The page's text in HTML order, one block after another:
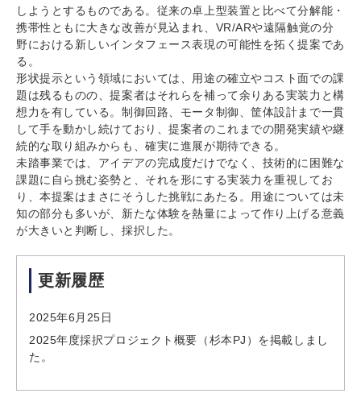
しようとするものである。従来の卓上型装置と比べて分解能・
携帯性ともに大きな改善が見込まれ、VR/ARや遠隔触覚の分
野における新しいインタフェース表現の可能性を拓く提案であ
る。
形状提示という領域においては、用途の確立やコスト面での課
題は残るものの、提案者はそれらを補って余りある実装力と構
想力を有している。制御回路、モータ制御、筐体設計まで一貫
して手を動かし続けており、提案者のこれまでの開発実績や継
続的な取り組みからも、確実に進展が期待できる。
未踏事業では、アイデアの完成度だけでなく、技術的に困難な
課題に自ら挑む姿勢と、それを形にする実装力を重視してお
り、本提案はまさにそうした挑戦にあたる。用途については未
知の部分も多いが、新たな体験を熱量によって作り上げる意義
が大きいと判断し、採択した。
更新履歴
2025年6月25日
2025年度採択プロジェクト概要（杉本PJ）を掲載しまし
た。